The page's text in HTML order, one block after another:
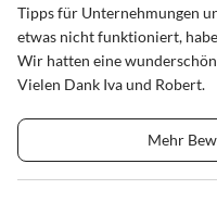
Tipps für Unternehmungen
etwas nicht funktioniert,
Wir hatten eine
Vielen Dank Iva und Robert.
Mehr